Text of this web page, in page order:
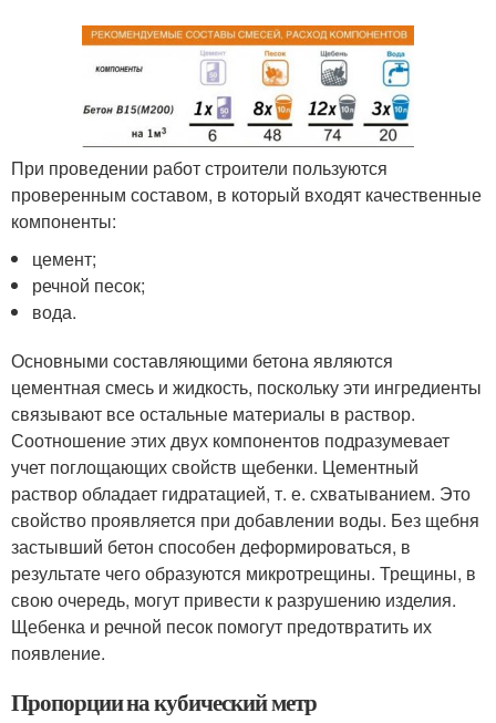
При проведении работ строители пользуются
проверенным составом, в который входят качественные
компоненты:
цемент;
речной песок;
вода.
Основными составляющими бетона являются
цементная смесь и жидкость, поскольку эти ингредиенты
связывают все остальные материалы в раствор.
Соотношение этих двух компонентов подразумевает
учет поглощающих свойств щебенки. Цементный
раствор обладает гидратацией, т. е. схватыванием. Это
свойство проявляется при добавлении воды. Без щебня
застывший бетон способен деформироваться, в
результате чего образуются микротрещины. Трещины, в
свою очередь, могут привести к разрушению изделия.
Щебенка и речной песок помогут предотвратить их
появление.
Пропорции на кубический метр